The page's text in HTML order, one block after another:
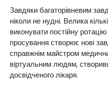
Завдяки багаторівневим
ніколи не нудні. Велика
виконувати постійну
просування створює нові
справжнім майстром
віртуальним людям,
досвідченого лікаря.